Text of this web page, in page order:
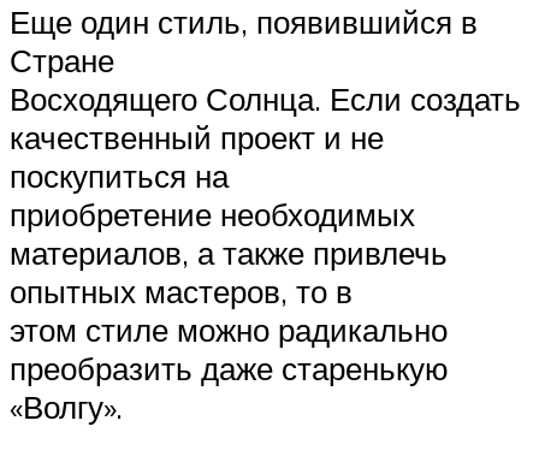
Еще один стиль, появившийся в
Стране
Восходящего Солнца. Если создать
качественный проект и не
поскупиться на
приобретение необходимых
материалов, а также привлечь
опытных мастеров, то в
этом стиле можно радикально
преобразить даже старенькую
«Волгу».